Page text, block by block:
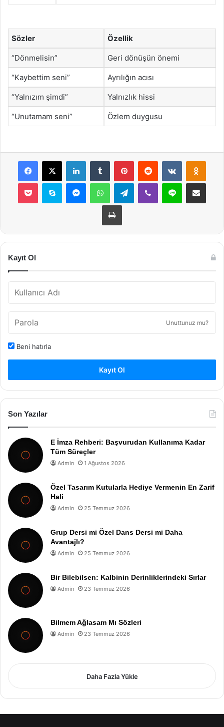
Sözler Özellik
“Dönmelisin” Geri dönüşün önemi
“Kaybettim seni” Ayrılığın acısı
“Yalnızım şimdi” Yalnızlık hissi
“Unutamam seni” Özlem duygusu
Facebook
X LinkedInTumblr PinterestReddit VKontakte
Pocket Skype MessengerWhatsAppTelegramViber Line E-Posta ile
Yazdır
Kayıt Ol
Unuttunuz mu?
Beni hatırla
Kayıt Ol
Son Yazılar
E İmza Rehberi: Başvurudan Kullanıma Kadar
Tüm Süreçler
Admin 1 Ağustos 2026
Özel Tasarım Kutularla Hediye Vermenin En Zarif
Hali
Admin 25 Temmuz 2026
Grup Dersi mi Özel Dans Dersi mi Daha
Avantajlı?
Admin 25 Temmuz 2026
Bir Bilebilsen: Kalbinin Derinliklerindeki Sırlar
Admin 23 Temmuz 2026
Bilmem Ağlasam Mı Sözleri
Admin 23 Temmuz 2026
Daha Fazla Yükle